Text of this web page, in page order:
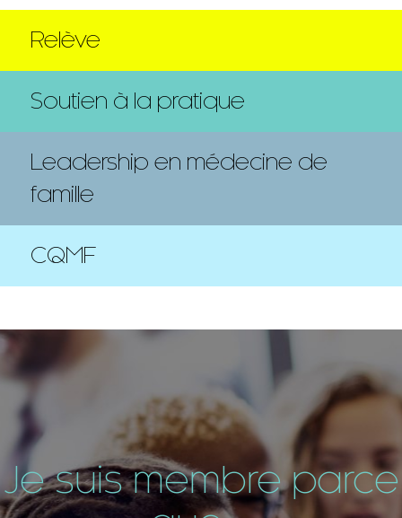
Relève
Soutien à la pratique
Leadership en médecine de
famille
CQMF
Je suis membre parce